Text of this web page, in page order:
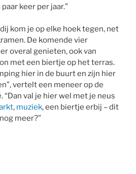
keer per jaar.”
kom je op elke hoek tegen, net
De komende vier
overal genieten, ook van
met een biertje op het terras.
hier in de buurt en zijn hier
vertelt een meneer op de
“Dan val je hier wel met je neus
, muziek, een biertje erbij – dit
meer?”